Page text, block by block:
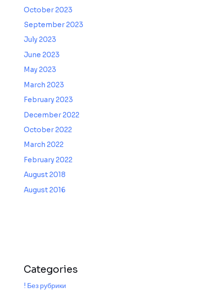
October 2023
September 2023
July 2023
June 2023
May 2023
March 2023
February 2023
December 2022
October 2022
March 2022
February 2022
August 2018
August 2016
Categories
! Без рубрики